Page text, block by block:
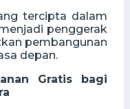
tercipta dalam
penggerak
pembangunan
depan.
Gratis bagi